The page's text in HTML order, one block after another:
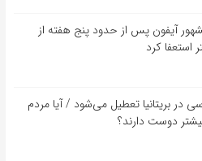
آیفون پس از حدود پنج هفته از
استعفا کرد
در بریتانیا تعطیل می‌شود / آیا مردم
دوست دارند؟